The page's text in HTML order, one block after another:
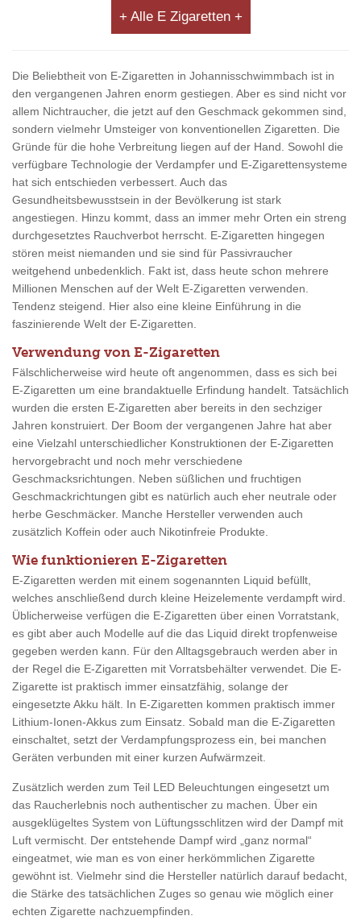
+ Alle E Zigaretten +
Die Beliebtheit von E-Zigaretten in Johannisschwimmbach ist in
den vergangenen Jahren enorm gestiegen. Aber es sind nicht vor
allem Nichtraucher, die jetzt auf den Geschmack gekommen sind,
sondern vielmehr Umsteiger von konventionellen Zigaretten. Die
Gründe für die hohe Verbreitung liegen auf der Hand. Sowohl die
verfügbare Technologie der Verdampfer und E-Zigarettensysteme
hat sich entschieden verbessert. Auch das
Gesundheitsbewusstsein in der Bevölkerung ist stark
angestiegen. Hinzu kommt, dass an immer mehr Orten ein streng
durchgesetztes Rauchverbot herrscht. E-Zigaretten hingegen
stören meist niemanden und sie sind für Passivraucher
weitgehend unbedenklich. Fakt ist, dass heute schon mehrere
Millionen Menschen auf der Welt E-Zigaretten verwenden.
Tendenz steigend. Hier also eine kleine Einführung in die
faszinierende Welt der E-Zigaretten.
Verwendung von E-Zigaretten
Fälschlicherweise wird heute oft angenommen, dass es sich bei
E-Zigaretten um eine brandaktuelle Erfindung handelt. Tatsächlich
wurden die ersten E-Zigaretten aber bereits in den sechziger
Jahren konstruiert. Der Boom der vergangenen Jahre hat aber
eine Vielzahl unterschiedlicher Konstruktionen der E-Zigaretten
hervorgebracht und noch mehr verschiedene
Geschmacksrichtungen. Neben süßlichen und fruchtigen
Geschmackrichtungen gibt es natürlich auch eher neutrale oder
herbe Geschmäcker. Manche Hersteller verwenden auch
zusätzlich Koffein oder auch Nikotinfreie Produkte.
Wie funktionieren E-Zigaretten
E-Zigaretten werden mit einem sogenannten Liquid befüllt,
welches anschließend durch kleine Heizelemente verdampft wird.
Üblicherweise verfügen die E-Zigaretten über einen Vorratstank,
es gibt aber auch Modelle auf die das Liquid direkt tropfenweise
gegeben werden kann. Für den Alltagsgebrauch werden aber in
der Regel die E-Zigaretten mit Vorratsbehälter verwendet. Die E-
Zigarette ist praktisch immer einsatzfähig, solange der
eingesetzte Akku hält. In E-Zigaretten kommen praktisch immer
Lithium-Ionen-Akkus zum Einsatz. Sobald man die E-Zigaretten
einschaltet, setzt der Verdampfungsprozess ein, bei manchen
Geräten verbunden mit einer kurzen Aufwärmzeit.
Zusätzlich werden zum Teil LED Beleuchtungen eingesetzt um
das Raucherlebnis noch authentischer zu machen. Über ein
ausgeklügeltes System von Lüftungsschlitzen wird der Dampf mit
Luft vermischt. Der entstehende Dampf wird „ganz normal“
eingeatmet, wie man es von einer herkömmlichen Zigarette
gewöhnt ist. Vielmehr sind die Hersteller natürlich darauf bedacht,
die Stärke des tatsächlichen Zuges so genau wie möglich einer
echten Zigarette nachzuempfinden.